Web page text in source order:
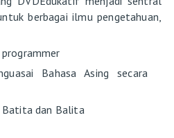
berbagai ilmu pengetahuan,
Bahasa Asing secara
Batita dan Balita